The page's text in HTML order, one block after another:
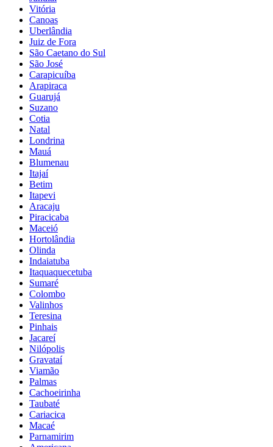
Vitória
Canoas
Uberlândia
Juiz de Fora
São Caetano do Sul
São José
Carapicuíba
Arapiraca
Guarujá
Suzano
Cotia
Natal
Londrina
Mauá
Blumenau
Itajaí
Betim
Itapevi
Aracaju
Piracicaba
Maceió
Hortolândia
Olinda
Indaiatuba
Itaquaquecetuba
Sumaré
Colombo
Valinhos
Teresina
Pinhais
Jacareí
Nilópolis
Gravataí
Viamão
Palmas
Cachoeirinha
Taubaté
Cariacica
Macaé
Parnamirim